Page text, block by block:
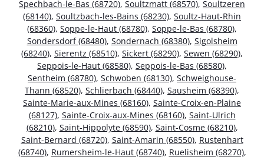
Spechbach-le-Bas (68720), Soultzmatt (68570), Soultzeren
(68140), Soultzbach-les-Bains (68230), Soultz-Haut-Rhin
(68360), Soppe-le-Haut (68780), Soppe-le-Bas (68780),
Sondersdorf (68480), Sondernach (68380), Sigolsheim
(68240), Sierentz (68510), Sickert (68290), Sewen (68290),
Seppois-le-Haut (68580), Seppois-le-Bas (68580),
Sentheim (68780), Schwoben (68130), Schweighouse-
Thann (68520), Schlierbach (68440), Sausheim (68390),
Sainte-Marie-aux-Mines (68160), Sainte-Croix-en-Plaine
(68127), Sainte-Croix-aux-Mines (68160), Saint-Ulrich
(68210), Saint-Hippolyte (68590), Saint-Cosme (68210),
Saint-Bernard (68720), Saint-Amarin (68550), Rustenhart
(68740), Rumersheim-le-Haut (68740), Ruelisheim (68270),